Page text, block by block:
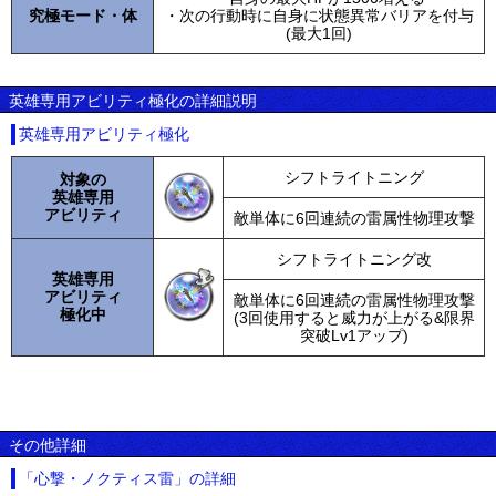
究極モード・体
・次の行動時に自身に状態異常バリアを付与
(最大1回)
英雄専用アビリティ極化の詳細説明
英雄専用アビリティ極化
対象の
英雄専用
アビリティ
シフトライトニング
敵単体に6回連続の雷属性物理攻撃
英雄専用
アビリティ
極化中
シフトライトニング改
敵単体に6回連続の雷属性物理攻撃
(3回使用すると威力が上がる&限界
突破Lv1アップ)
その他詳細
「心撃・ノクティス雷」の詳細